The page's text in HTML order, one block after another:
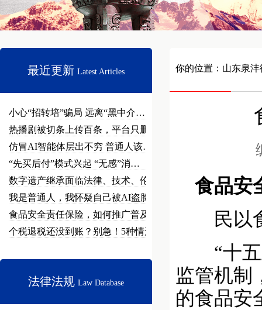
最近更新 Latest Articles
小心“招转培”骗局 远离“黑中介…
热播剧被切条上传百条，平台只删不…
仿冒AI智能体层出不穷 普通人该…
“先买后付”模式兴起 “无感”消…
数字遗产继承面临法律、技术、伦理…
我是普通人，我怀疑自己被AI盗脸…
食品安全责任保险，如何推广普及？
个税退税还没到账？别急！5种情形…
法律法规 Law Database
你的位置： 山东泉
食品安
民以食
“十五
监管机制
的食品安